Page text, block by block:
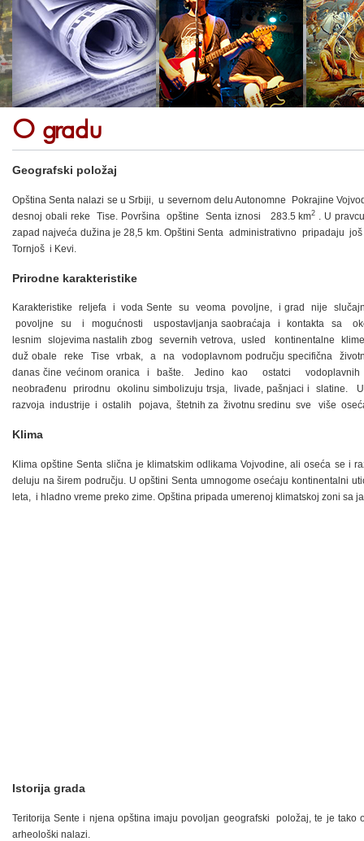
O gradu
Geografski položaj
Opština Senta nalazi se u Srbiji, u severnom delu Autonomne Pokrajine
desnoj obali reke Tise. Površina opštine Senta iznosi 283.5 km2
. U
zapad najveća dužina je 28,5 km. Opštini Senta administrativno pripadaju
Tornjoš i Kevi.
Prirodne karakteristike
Karakteristike reljefa i voda Sente su veoma povoljne, i grad nije
povoljne su i mogućnosti uspostavljanja saobraćaja i kontakta sa
lesnim slojevima nastalih zbog severnih vetrova, usled kontinentalne
duž obale reke Tise vrbak, a na vodoplavnom području specifična
danas čine većinom oranica i bašte. Jedino kao ostatci
neobrađenu prirodnu okolinu simbolizuju trsja, livade, pašnjaci i
razvoja industrije i ostalih pojava, štetnih za životnu sredinu sve više
Klima
Klima opštine Senta slična je klimatskim odlikama Vojvodine, ali oseća se i
deluju na širem području. U opštini Senta umnogome osećaju kontinentalni
leta, i hladno vreme preko zime. Opština pripada umerenoj klimatskoj zoni sa
Istorija grada
Teritorija Sente i njena opština imaju povoljan geografski položaj, te je tako
arheološki nalazi.